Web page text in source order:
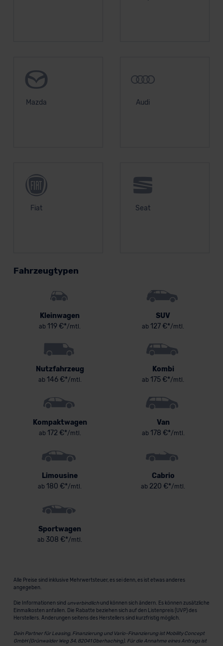
Mazda Audi
Fiat Seat
Fahrzeugtypen
Kleinwagen
ab 119 €*/mtl.
SUV
ab 127 €*/mtl.
Nutzfahrzeug
ab146 €*/mtl.
Kombi
ab 175 €*/mtl.
Kompaktwagen
ab172 €*/mtl.
Van
ab178 €*/mtl.
Limousine
ab 180 €*/mtl.
Cabrio
ab 220 €*/mtl.
Sportwagen
ab 308 €*/mtl.
Alle Preise sind inklusive Mehrwertsteuer, es sei denn, es ist etwas anderes
angegeben.
Die Informationen sind unverbindlichund können sich ändern. Es können zusätzliche
Einmalkosten anfallen. Die Rabatte beziehen sich auf den Listenpreis (UVP) des
Herstellers. Änderungen seitens des Herstellers sind kurzfristig möglich.
Dein Partner für Leasing, Finanzierung und Vario-Finanzierung ist Mobility Concept
GmbH (Grünwalder Weg 34, 82041 Oberhaching). Für die Annahme eines Antrags ist